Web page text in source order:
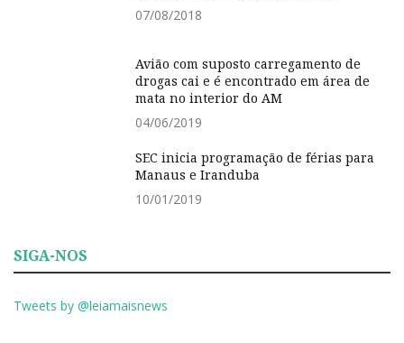
07/08/2018
Avião com suposto carregamento de
drogas cai e é encontrado em área de
mata no interior do AM
04/06/2019
SEC inicia programação de férias para
Manaus e Iranduba
10/01/2019
SIGA-NOS
Tweets by @leiamaisnews